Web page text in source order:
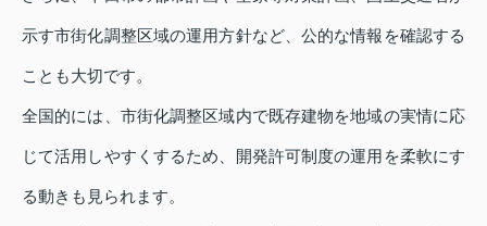
示す市街化調整区域の運用方針など、公的な情報を確認する
ことも大切です。
全国的には、市街化調整区域内で既存建物を地域の実情に応
じて活用しやすくするため、開発許可制度の運用を柔軟にす
る動きも見られます。